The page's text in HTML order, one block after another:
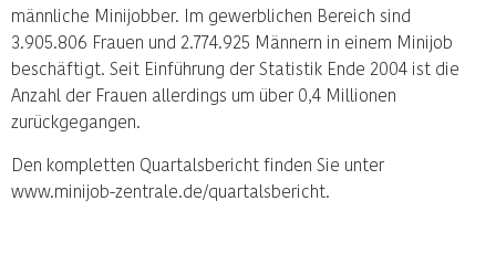
männliche Minijobber. Im gewerblichen Bereich sind
3.905.806 Frauen und 2.774.925 Männern in einem Minijob
beschäftigt. Seit Einführung der Statistik Ende 2004 ist die
Anzahl der Frauen allerdings um über 0,4 Millionen
zurückgegangen.
Den kompletten Quartalsbericht finden Sie unter
www.minijob-zentrale.de/quartalsbericht.